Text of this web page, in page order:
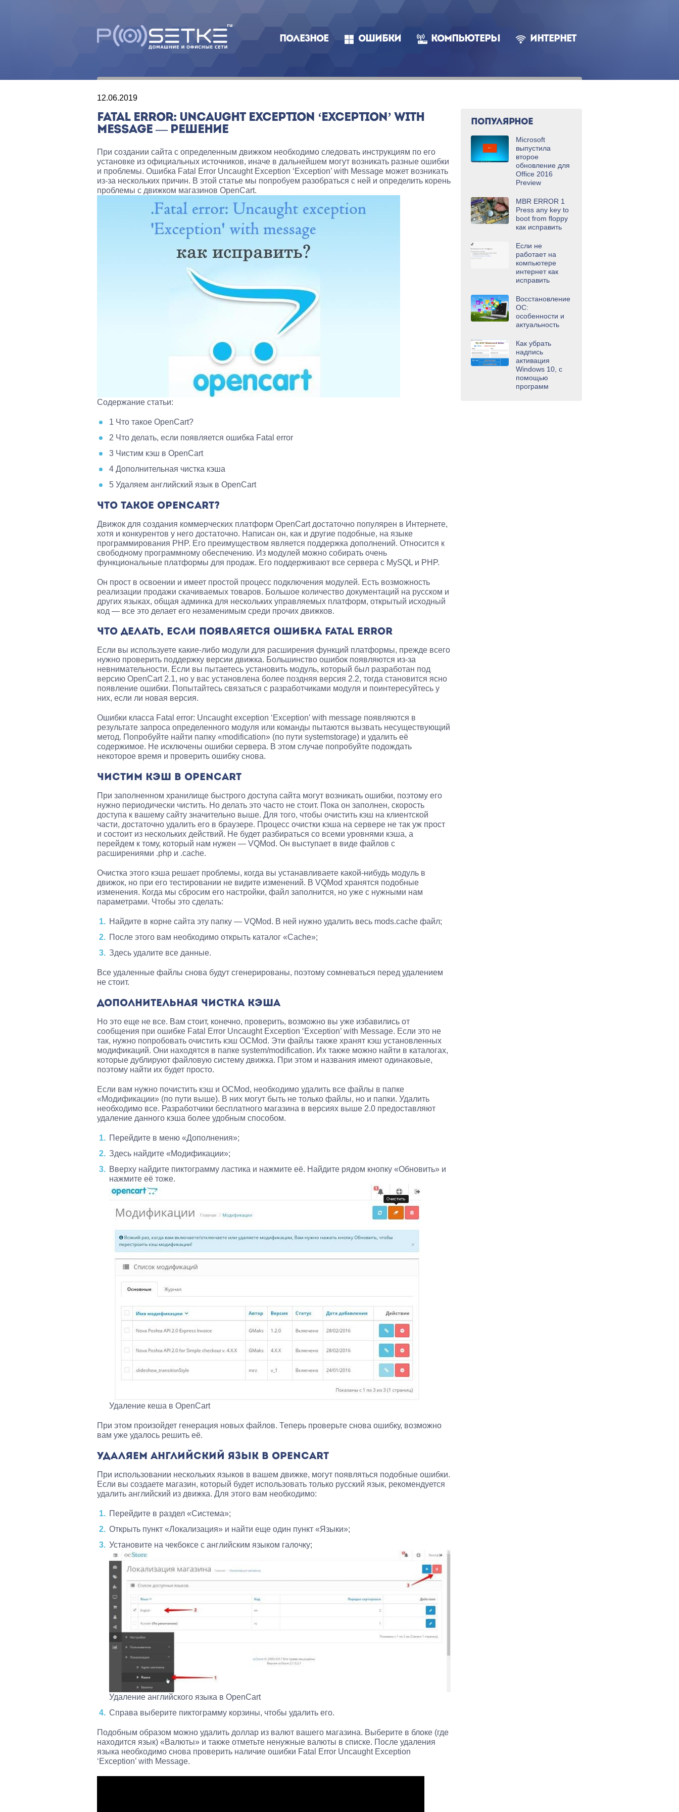
ПОЛЕЗНОЕ ОШИБКИ КОМПЬЮТЕРЫ ИНТЕРНЕТ
12.06.2019
FATAL ERROR: UNCAUGHT EXCEPTION ‘EXCEPTION’ WITH
MESSAGE — РЕШЕНИЕ
При создании сайта с определенным движком необходимо следовать инструкциям по его
установке из официальных источников, иначе в дальнейшем могут возникать разные ошибки
и проблемы. Ошибка Fatal Error Uncaught Exception ‘Exception’ with Message может возникать
из-за нескольких причин. В этой статье мы попробуем разобраться с ней и определить корень
проблемы с движком магазинов OpenCart.
Содержание статьи:
1 Что такое OpenCart?
2 Что делать, если появляется ошибка Fatal error
3 Чистим кэш в OpenCart
4 Дополнительная чистка кэша
5 Удаляем английский язык в OpenCart
ЧТО ТАКОЕ OPENCART?
Движок для создания коммерческих платформ OpenCart достаточно популярен в Интернете,
хотя и конкурентов у него достаточно. Написан он, как и другие подобные, на языке
программирования PHP. Его преимуществом является поддержка дополнений. Относится к
свободному программному обеспечению. Из модулей можно собирать очень
функциональные платформы для продаж. Его поддерживают все сервера с MySQL и PHP.
Он прост в освоении и имеет простой процесс подключения модулей. Есть возможность
реализации продажи скачиваемых товаров. Большое количество документаций на русском и
других языках, общая админка для нескольких управляемых платформ, открытый исходный
код — все это делает его незаменимым среди прочих движков.
ЧТО ДЕЛАТЬ, ЕСЛИ ПОЯВЛЯЕТСЯ ОШИБКА FATAL ERROR
Если вы используете какие-либо модули для расширения функций платформы, прежде всего
нужно проверить поддержку версии движка. Большинство ошибок появляются из-за
невнимательности. Если вы пытаетесь установить модуль, который был разработан под
версию OpenCart 2.1, но у вас установлена более поздняя версия 2.2, тогда становится ясно
появление ошибки. Попытайтесь связаться с разработчиками модуля и поинтересуйтесь у
них, если ли новая версия.
Ошибки класса Fatal error: Uncaught exception ‘Exception’ with message появляются в
результате запроса определенного модуля или команды пытаются вызвать несуществующий
метод. Попробуйте найти папку «modification» (по пути systemstorage) и удалить её
содержимое. Не исключены ошибки сервера. В этом случае попробуйте подождать
некоторое время и проверить ошибку снова.
ЧИСТИМ КЭШ В OPENCART
При заполненном хранилище быстрого доступа сайта могут возникать ошибки, поэтому его
нужно периодически чистить. Но делать это часто не стоит. Пока он заполнен, скорость
доступа к вашему сайту значительно выше. Для того, чтобы очистить кэш на клиентской
части, достаточно удалить его в браузере. Процесс очистки кэша на сервере не так уж прост
и состоит из нескольких действий. Не будет разбираться со всеми уровнями кэша, а
перейдем к тому, который нам нужен — VQMod. Он выступает в виде файлов с
расширениями .php и .cache.
Очистка этого кэша решает проблемы, когда вы устанавливаете какой-нибудь модуль в
движок, но при его тестировании не видите изменений. В VQMod хранятся подобные
изменения. Когда мы сбросим его настройки, файл заполнится, но уже с нужными нам
параметрами. Чтобы это сделать:
Найдите в корне сайта эту папку — VQMod. В ней нужно удалить весь mods.cache файл;
После этого вам необходимо открыть каталог «Cache»;
Здесь удалите все данные.
Все удаленные файлы снова будут сгенерированы, поэтому сомневаться перед удалением
не стоит.
ДОПОЛНИТЕЛЬНАЯ ЧИСТКА КЭША
Но это еще не все. Вам стоит, конечно, проверить, возможно вы уже избавились от
сообщения при ошибке Fatal Error Uncaught Exception ‘Exception’ with Message. Если это не
так, нужно попробовать очистить кэш OCMod. Эти файлы также хранят кэш установленных
модификаций. Они находятся в папке system/modification. Их также можно найти в каталогах,
которые дублируют файловую систему движка. При этом и названия имеют одинаковые,
поэтому найти их будет просто.
Если вам нужно почистить кэш и OCMod, необходимо удалить все файлы в папке
«Модификации» (по пути выше). В них могут быть не только файлы, но и папки. Удалить
необходимо все. Разработчики бесплатного магазина в версиях выше 2.0 предоставляют
удаление данного кэша более удобным способом.
Перейдите в меню «Дополнения»;
Здесь найдите «Модификации»;
Вверху найдите пиктограмму ластика и нажмите её. Найдите рядом кнопку «Обновить» и
нажмите её тоже.
Удаление кеша в OpenCart
При этом произойдет генерация новых файлов. Теперь проверьте снова ошибку, возможно
вам уже удалось решить её.
УДАЛЯЕМ АНГЛИЙСКИЙ ЯЗЫК В OPENCART
При использовании нескольких языков в вашем движке, могут появляться подобные ошибки.
Если вы создаете магазин, который будет использовать только русский язык, рекомендуется
удалить английский из движка. Для этого вам необходимо:
Перейдите в раздел «Система»;
Открыть пункт «Локализация» и найти еще один пункт «Языки»;
Установите на чекбоксе с английским языком галочку;
Удаление английского языка в OpenCart
Справа выберите пиктограмму корзины, чтобы удалить его.
Подобным образом можно удалить доллар из валют вашего магазина. Выберите в блоке (где
находится язык) «Валюты» и также отметьте ненужные валюты в списке. После удаления
языка необходимо снова проверить наличие ошибки Fatal Error Uncaught Exception
‘Exception’ with Message.
ПОПУЛЯРНОЕ
Microsoft
выпустила
второе
обновление для
Office 2016
Preview
MBR ERROR 1
Press any key to
boot from floppy
как исправить
Если не
работает на
компьютере
интернет как
исправить
Восстановление
ОС:
особенности и
актуальность
Как убрать
надпись
активация
Windows 10, с
помощью
программ